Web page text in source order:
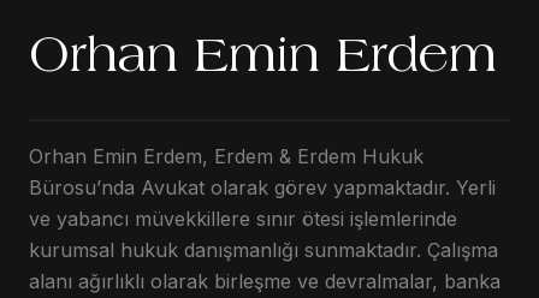
Orhan Emin Erdem
Orhan Emin Erdem, Erdem & Erdem Hukuk
Bürosu’nda Avukat olarak görev yapmaktadır. Yerli
ve yabancı müvekkillere sınır ötesi işlemlerinde
kurumsal hukuk danışmanlığı sunmaktadır. Çalışma
alanı ağırlıklı olarak birleşme ve devralmalar, banka